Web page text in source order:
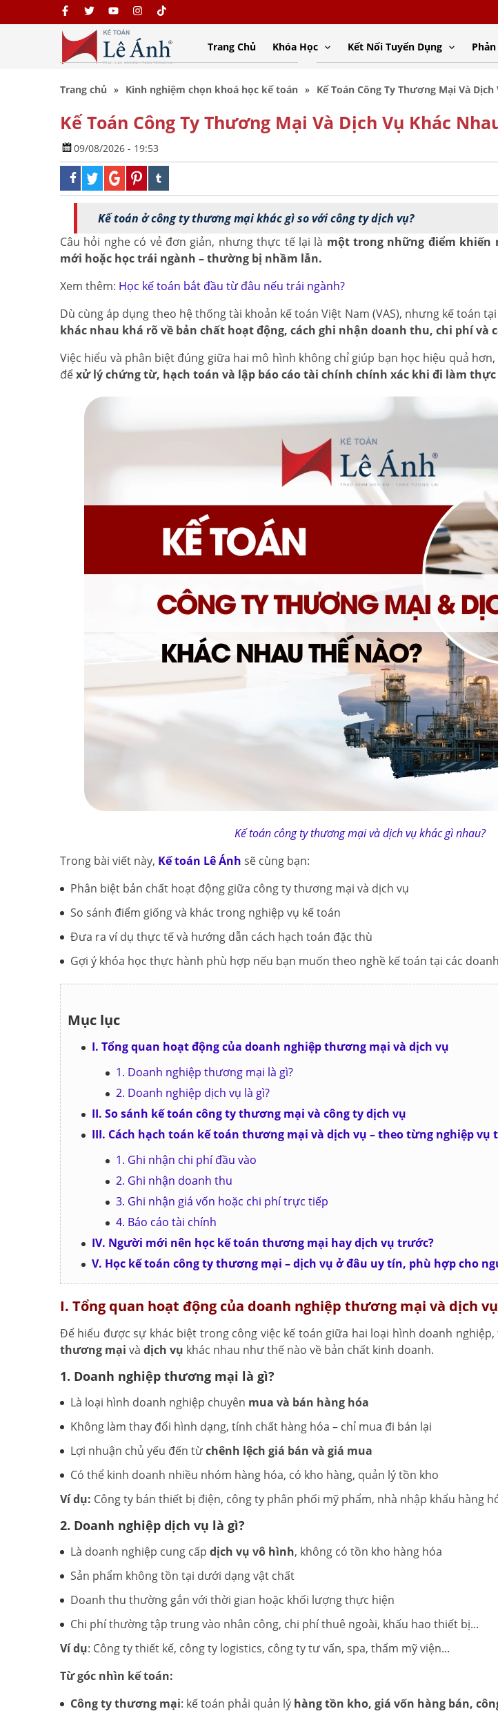
Trang Chủ Khóa Học Kết Nối Tuyển Dụng
Trang chủ Kinh nghiệm chọn khoá học kế toán Kế Toán Công Ty Thương Mại Và Dịch
Kế Toán Công Ty Thương Mại Và Dịch Vụ Khác
09/08/2026 - 19:53
Kế toán ở công ty thương mại khác gì so với công ty dịch vụ?
Câu hỏi nghe có vẻ đơn giản, nhưng thực tế lại là một trong những điểm khiến
mới hoặc học trái ngành – thường bị nhầm lẫn.
Xem thêm: Học kế toán bắt đầu từ đâu nếu trái ngành?
Dù cùng áp dụng theo hệ thống tài khoản kế toán Việt Nam (VAS), nhưng kế toán
khác nhau khá rõ về bản chất hoạt động, cách ghi nhận doanh thu, chi phí và
Việc hiểu và phân biệt đúng giữa hai mô hình không chỉ giúp bạn học hiệu quả
đểxử lý chứng từ, hạch toán và lập báo cáo tài chính chính xác khi đi làm
Kế toán công ty thương mại và dịch vụ khác gì nhau?
Trong bài viết này, Kế toán Lê Ánh sẽ cùng bạn:
Phân biệt bản chất hoạt động giữa công ty thương mại và dịch vụ
So sánh điểm giống và khác trong nghiệp vụ kế toán
Đưa ra ví dụ thực tế và hướng dẫn cách hạch toán đặc thù
Gợi ý khóa học thực hành phù hợp nếu bạn muốn theo nghề kế toán tại các
Mục lục
I. Tổng quan hoạt động của doanh nghiệp thương mại và dịch vụ
1. Doanh nghiệp thương mại là gì?
2. Doanh nghiệp dịch vụ là gì?
II. So sánh kế toán công ty thương mại và công ty dịch vụ
III. Cách hạch toán kế toán thương mại và dịch vụ – theo từng nghiệp vụ
1. Ghi nhận chi phí đầu vào
2. Ghi nhận doanh thu
3. Ghi nhận giá vốn hoặc chi phí trực tiếp
4. Báo cáo tài chính
IV. Người mới nên học kế toán thương mại hay dịch vụ trước?
V. Học kế toán công ty thương mại – dịch vụ ở đâu uy tín, phù hợp cho
I. Tổng quan hoạt động của doanh nghiệp thương mại và dịch vụ
Để hiểu được sự khác biệt trong công việc kế toán giữa hai loại hình doanh
thương mại và dịch vụ khác nhau như thế nào về bản chất kinh doanh.
1. Doanh nghiệp thương mại là gì?
Là loại hình doanh nghiệp chuyên mua và bán hàng hóa
Không làm thay đổi hình dạng, tính chất hàng hóa – chỉ mua đi bán lại
Lợi nhuận chủ yếu đến từchênh lệch giá bán và giá mua
Có thể kinh doanh nhiều nhóm hàng hóa, có kho hàng, quản lý tồn kho
Ví dụ: Công ty bán thiết bị điện, công ty phân phối mỹ phẩm, nhà nhập khẩu hàng
2. Doanh nghiệp dịch vụ là gì?
Là doanh nghiệp cung cấp dịch vụ vô hình, không có tồn kho hàng hóa
Sản phẩm không tồn tại dưới dạng vật chất
Doanh thu thường gắn với thời gian hoặc khối lượng thực hiện
Chi phí thường tập trung vào nhân công, chi phí thuê ngoài, khấu hao thiết bị...
Ví dụ: Công ty thiết kế, công ty logistics, công ty tư vấn, spa, thẩm mỹ viện...
Từ góc nhìn kế toán:
Công ty thương mại: kế toán phải quản lý hàng tồn kho, giá vốn hàng bán,